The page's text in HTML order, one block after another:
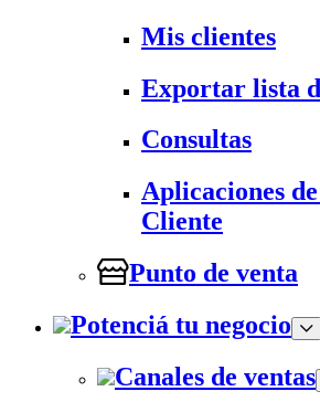
Mis clientes
Exportar lista
Consultas
Aplicaciones
Cliente
Punto de venta
Potenciá tu negocio
Canales de ventas